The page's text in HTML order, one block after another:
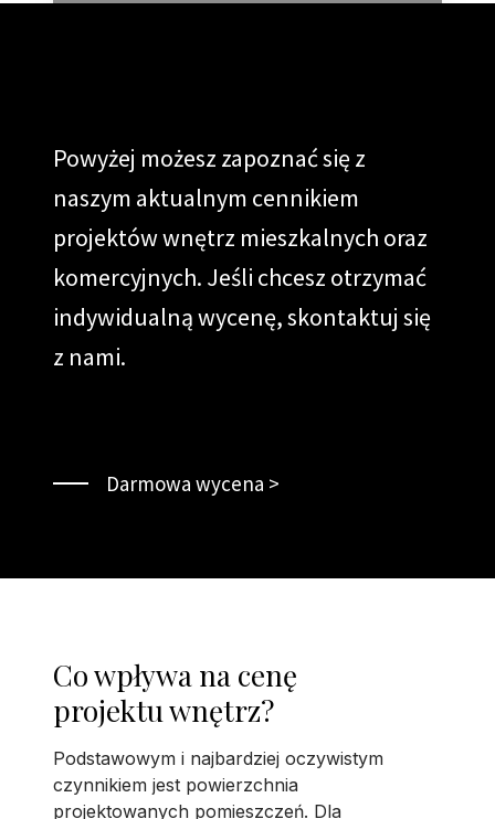
Powyżej możesz zapoznać się z
naszym aktualnym cennikiem
projektów wnętrz mieszkalnych oraz
komercyjnych. Jeśli chcesz otrzymać
indywidualną wycenę, skontaktuj się
z nami.
Darmowa wycena >
Co wpływa na cenę
projektu wnętrz?
Podstawowym i najbardziej oczywistym
czynnikiem jest powierzchnia
projektowanych pomieszczeń. Dla